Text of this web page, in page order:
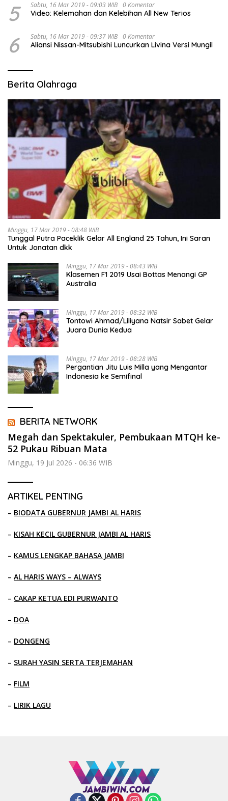
5 Sabtu, 16 Mar 2019 - 09:03 WIB 0 Komentar
Video: Kelemahan dan Kelebihan All New Terios
6 Sabtu, 16 Mar 2019 - 09:37 WIB 0 Komentar
Aliansi Nissan-Mitsubishi Luncurkan Livina Versi Mungil
Berita Olahraga
Minggu, 17 Mar 2019 - 08:48 WIB
Tunggal Putra Paceklik Gelar All England 25 Tahun, Ini Saran
Untuk Jonatan dkk
Minggu, 17 Mar 2019 - 08:43 WIB
Klasemen F1 2019 Usai Bottas Menangi GP
Australia
Minggu, 17 Mar 2019 - 08:32 WIB
Tontowi Ahmad/Liliyana Natsir Sabet Gelar
Juara Dunia Kedua
Minggu, 17 Mar 2019 - 08:28 WIB
Pergantian Jitu Luis Milla yang Mengantar
Indonesia ke Semifinal
BERITA NETWORK
Megah dan Spektakuler, Pembukaan MTQH ke-
52 Pukau Ribuan Mata
Minggu, 19 Jul 2026 - 06:36 WIB
ARTIKEL PENTING
– BIODATA GUBERNUR JAMBI AL HARIS
– KISAH KECIL GUBERNUR JAMBI AL HARIS
– KAMUS LENGKAP BAHASA JAMBI
– AL HARIS WAYS – ALWAYS
– CAKAP KETUA EDI PURWANTO
– DOA
– DONGENG
– SURAH YASIN SERTA TERJEMAHAN
– FILM
– LIRIK LAGU